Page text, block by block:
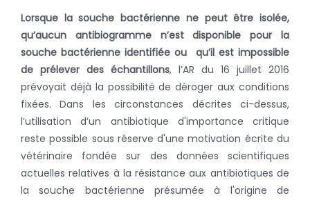
Lorsque la souche bactérienne ne peut être isolée,
qu’aucun antibiogramme n’est disponible pour la
souche bactérienne identifiée ou qu’il est impossible
de prélever des échantillons, l’AR du 16 juillet 2016
prévoyait déjà la possibilité de déroger aux conditions
fixées. Dans les circonstances décrites ci-dessus,
l’utilisation d’un antibiotique d'importance critique
reste possible sous réserve d'une motivation écrite du
vétérinaire fondée sur des données scientifiques
actuelles relatives à la résistance aux antibiotiques de
la souche bactérienne présumée à l'origine de